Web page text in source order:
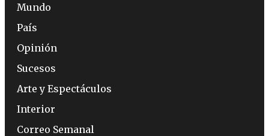
Mundo
País
Opinión
Sucesos
Arte y Espectáculos
Interior
Correo Semanal